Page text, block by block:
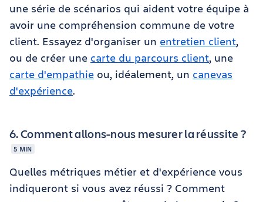
une série de scénarios qui aident votre équipe à
avoir une compréhension commune de votre
client. Essayez d'organiser un entretien client,
ou de créer une carte du parcours client, une
carte d'empathie ou, idéalement, un canevas
d'expérience.
6. Comment allons-nous mesurer la réussite ?
5 MIN
Quelles métriques métier et d'expérience vous
indiqueront si vous avez réussi ? Comment